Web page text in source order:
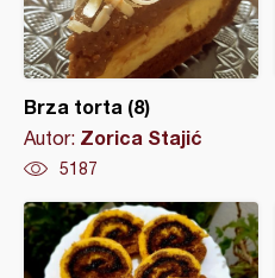
Brza torta (8)
Autor: Zorica Stajić
5187